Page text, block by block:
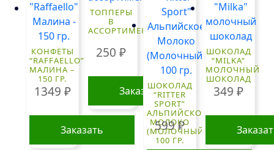
КОНФЕТЫ
“RAFFAELLO”
МАЛИНА –
150 ГР.
1349 ₽
Заказать
ТОППЕРЫ
В
АССОРТИМЕНТЕ
250₽
ЗаказатьШОКОЛАД
“RITTER
SPORT”
АЛЬПИЙСКОЕ
МОЛОКО
(МОЛОЧНЫЙ)
100 ГР.
599₽
ШОКОЛАД
“MILKA”
МОЛОЧНЫЙ
ШОКОЛАД
349₽